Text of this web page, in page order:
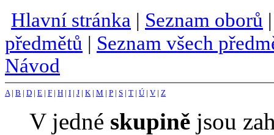
Hlavní stránka | Seznam oborů
předmětů | Seznam všech
Návod
A| B | D | E | F | H | I | J | K | M | P | S | T | Ú | V | Z
V jedné skupině jsou